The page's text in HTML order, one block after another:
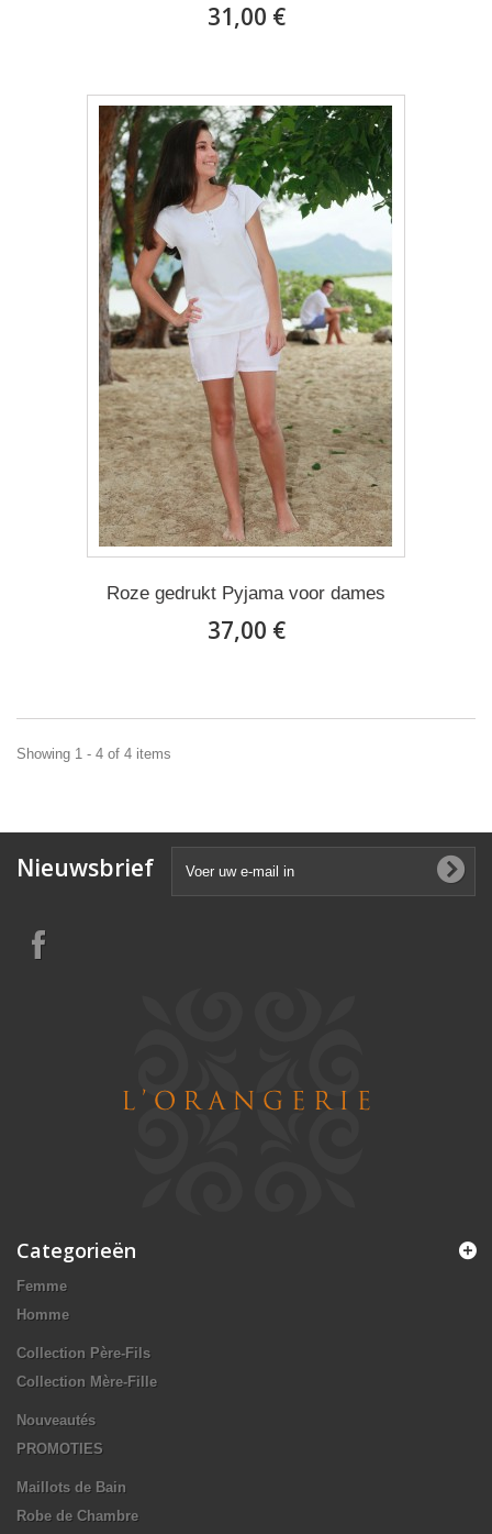
31,00 €
Roze gedrukt Pyjama voor dames
37,00 €
Showing 1 - 4 of 4 items
Nieuwsbrief
Categorieën
Femme
Homme
Collection Père-Fils
Collection Mère-Fille
Nouveautés
PROMOTIES
Maillots de Bain
Robe de Chambre